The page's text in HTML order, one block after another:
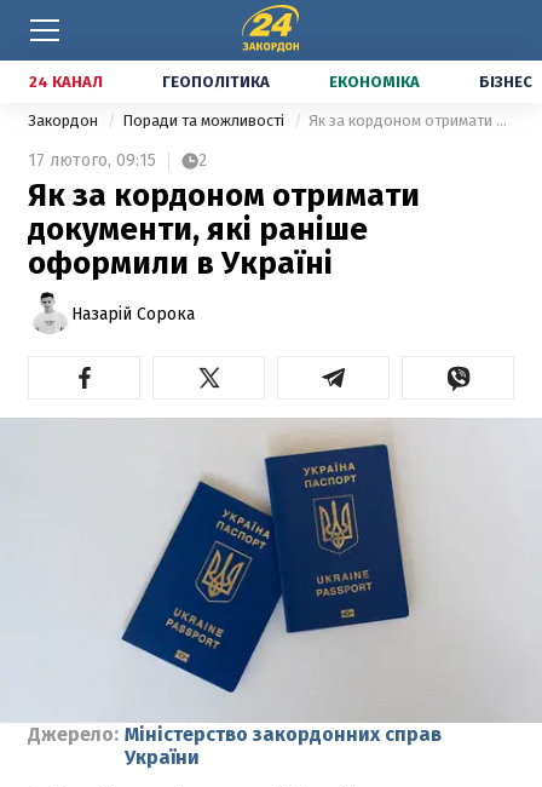
24 КАНАЛ ГЕОПОЛІТИКА ЕКОНОМІКА БІЗНЕС
Закордон Поради та можливості Як за кордоном отримати документи, які раніше оформили в Україні
17 лютого, 09:15 2
Як за кордоном отримати
документи, які раніше
оформили в Україні
Назарій Сорока
Джерело: Міністерство закордонних справ
України